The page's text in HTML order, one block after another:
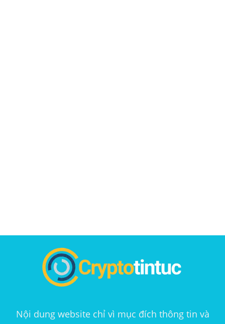
Nội dung website chỉ vì mục đích thông tin và